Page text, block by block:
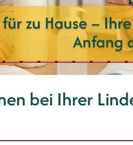
zu Hause –
Anfang
bei Ihrer